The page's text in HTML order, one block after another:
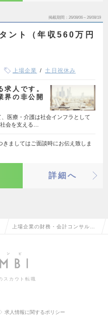
掲載期間 26/08/06～26/08/19
ント（年収560万円
上場企業 土日祝休み
人です。
界の非公開
医療・介護は社会インフラとして
会を支える…
ましてはご面談時にお伝え致しま
詳細へ
上場企業の財務・会計コンサルタ
スカウト転職
求人情報に関するポリシー